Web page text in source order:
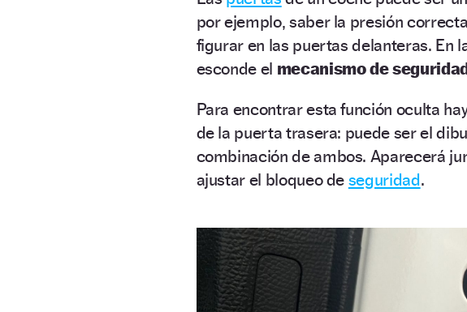
por ejemplo, saber la presión
figurar en las puertas delanteras. En
esconde el mecanismo de
Para encontrar esta función oculta
de la puerta trasera: puede ser el
combinación de ambos. Aparecerá
ajustar el bloqueo de seguridad.